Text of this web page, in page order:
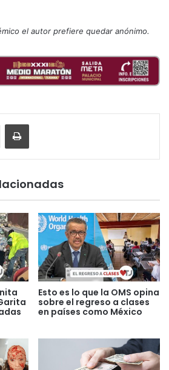
el autor prefiere quedar anónimo.
Compartir por correo electrónicoImprimir
Esto es lo que la OMS opina
sobre el regreso a clases
en países como México